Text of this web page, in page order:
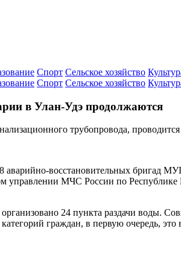
Спорт Сельское хозяйство
Спорт Сельское хозяйство
в Улан-Удэ продолжаются
трубопровода,
восстановительных бригад
управлении МЧС России по
24 пункта раздачи воды.
граждан, в первую очередь,